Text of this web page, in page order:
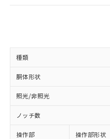
種類
胴体形状
照光/非照光
ノッチ数
操作部 操作部形状